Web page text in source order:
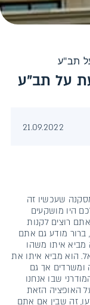
תב"ע
על תב"ע
21.09.2022
שעכשיו זה
היו מושקעים
רוצים לקנות
ברור מודע גם אתם
איתו משהו
הוא מביא איתו את
ומשרדים אך גם
שבו אנחנו
האופציה הזאת
זה שבין אם אתם